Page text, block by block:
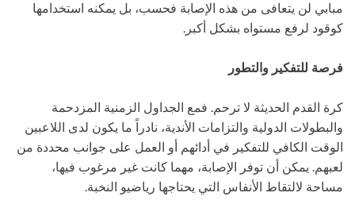
مبابي لن يتعافى من هذه الإصابة فحسب، بل يمكنه استخدامها
كوقود لرفع مستواه بشكل أكبر.
فرصة للتفكير والتطور
كرة القدم الحديثة لا ترحم. فمع الجداول الزمنية المزدحمة
والبطولات الدولية والتزامات الأندية، نادراً ما يكون لدى اللاعبين
الوقت الكافي للتفكير في أدائهم أو العمل على جوانب محددة من
لعبهم. يمكن أن توفر الإصابة، مهما كانت غير مرغوب فيها،
مساحة لالتقاط الأنفاس التي يحتاجها رياضيو النخبة.